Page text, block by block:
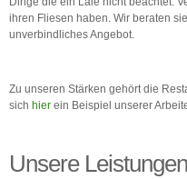
ihren Fliesen haben. Wir beraten
unverbindliches Angebot.
Zu unseren Stärken gehört die
sich hier ein Beispiel unserer
Unsere